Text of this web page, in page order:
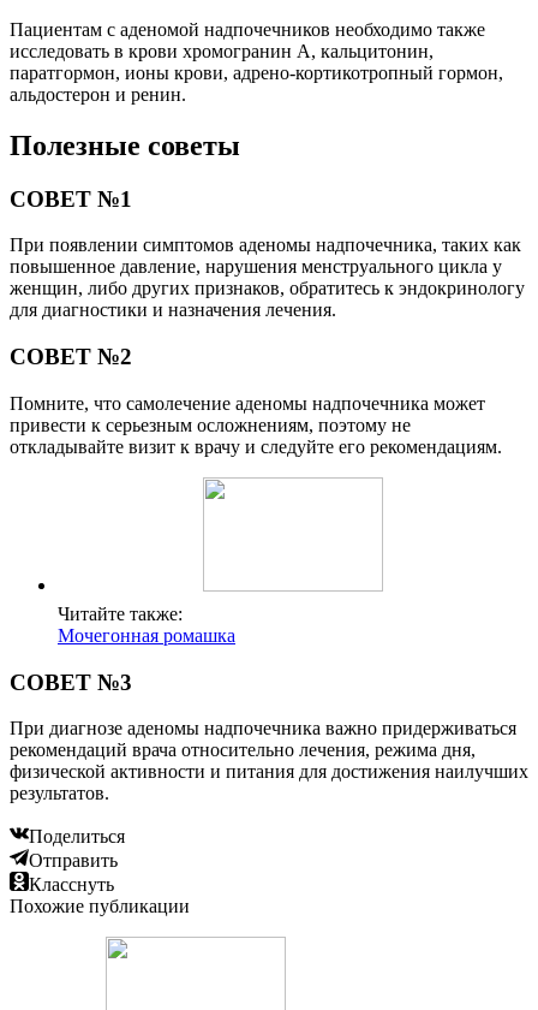
Пациентам с аденомой надпочечников необходимо также
исследовать в крови хромогранин А, кальцитонин,
паратгормон, ионы крови, адрено-кортикотропный гормон,
альдостерон и ренин.
Полезные советы
СОВЕТ №1
При появлении симптомов аденомы надпочечника, таких как
повышенное давление, нарушения менструального цикла у
женщин, либо других признаков, обратитесь к эндокринологу
для диагностики и назначения лечения.
СОВЕТ №2
Помните, что самолечение аденомы надпочечника может
привести к серьезным осложнениям, поэтому не
откладывайте визит к врачу и следуйте его рекомендациям.
Читайте также:
Мочегонная ромашка
СОВЕТ №3
При диагнозе аденомы надпочечника важно придерживаться
рекомендаций врача относительно лечения, режима дня,
физической активности и питания для достижения наилучших
результатов.
Поделиться
Отправить
Класснуть
Похожие публикации